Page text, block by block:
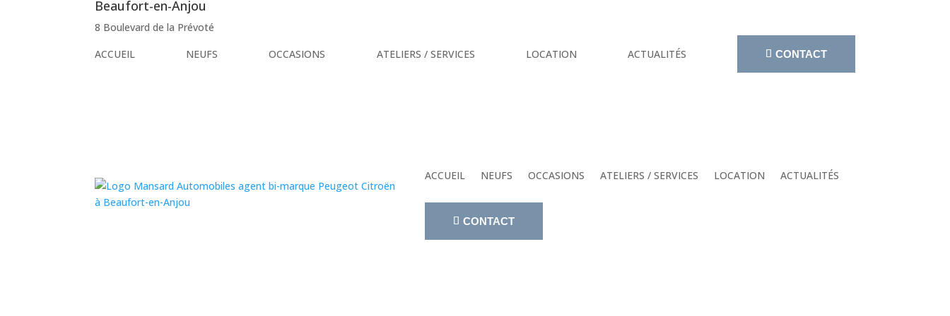
Beaufort-en-Anjou
8 Boulevard de la Prévoté
ACCUEIL
NEUFS OCCASIONS ATELIERS / SERVICES LOCATION ACTUALITÉS CONTACT
ACCUEIL NEUFS OCCASIONS ATELIERS / SERVICES LOCATION ACTUALITÉS
CONTACT